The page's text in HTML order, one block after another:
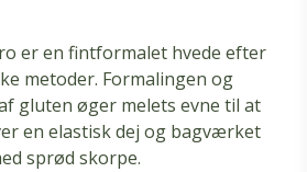
er en fintformalet hvede efter
metoder. Formalingen og
gluten øger melets evne til at
en elastisk dej og bagværket
sprød skorpe.